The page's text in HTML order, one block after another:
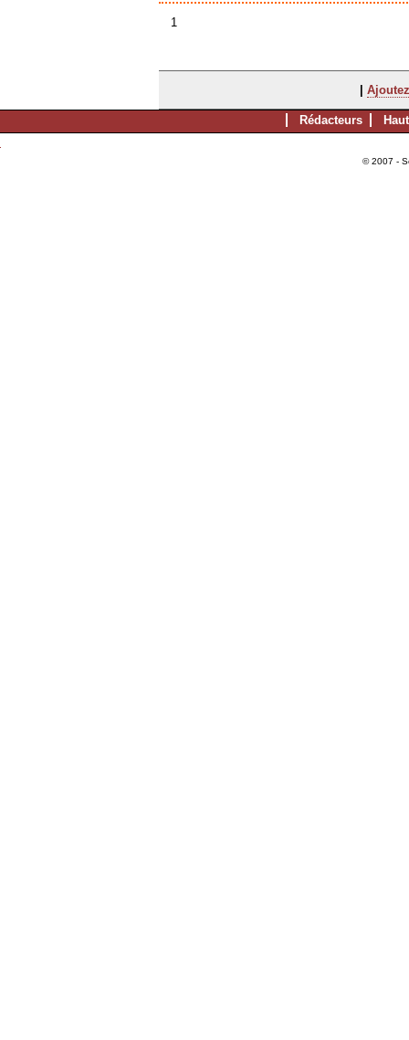
1
|
Rédacteurs
© 2007 -